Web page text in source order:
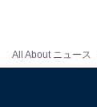
All About ニュース